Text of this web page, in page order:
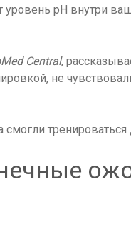
pH внутри
Central,
не
смогли